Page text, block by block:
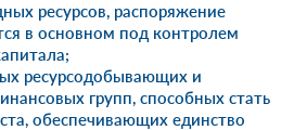
ресурсов, распоряжение
в основном под контролем
ресурсодобывающих и
групп, способных стать
обеспечивающих единство